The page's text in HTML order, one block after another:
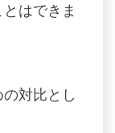
はできま
対比とし